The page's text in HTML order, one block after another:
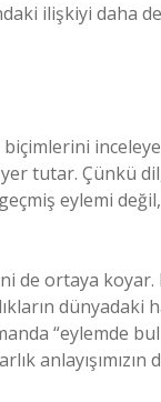
ilişkiyi daha
biçimlerini
tutar. Çünkü
eylemi
de ortaya
dünyadaki
“eylemde
anlayışımızın